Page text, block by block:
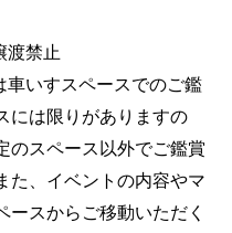
渡禁止
いすスペースでのご鑑
には限りがありますの
のスペース以外でご鑑賞
た、イベントの内容やマ
スからご移動いただく